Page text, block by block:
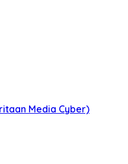
Media Cyber)